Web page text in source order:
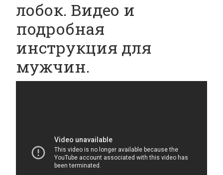
лобок. Видео и
подробная
инструкция для
мужчин.